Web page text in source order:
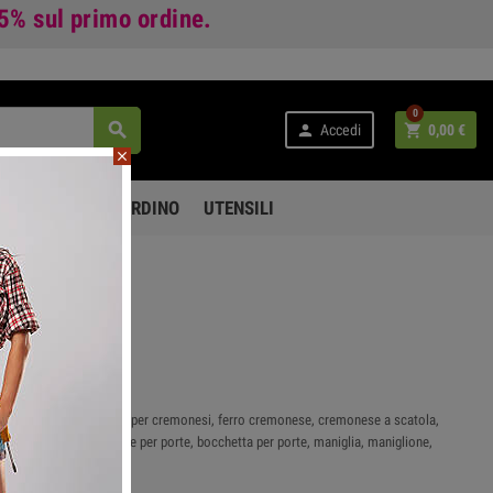
sul primo ordine.
  Accedi  0,00 €
0
LIBERO E GIARDINO UTENSILI
antichizzata, giochi per cremonesi, ferro cremonese, cremonese a scatola,
serie dalia, chiave per porte, bocchetta per porte, maniglia, maniglione,
close